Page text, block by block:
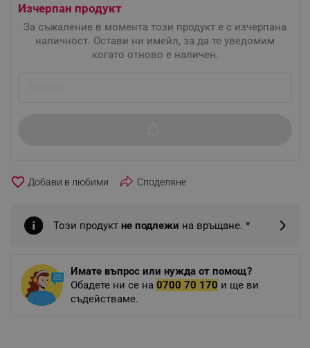
Изчерпан продукт
За съжаление в момента този продукт е с изчерпана
наличност. Остави ни имейл, за да те уведомим
когато отново е наличен.
favorite_border Споделяне
Този продукт не подлежи на връщане. *
Имате въпрос или нужда от помощ?
Обадете ни се на 0700 70 170 и ще ви
съдействаме.